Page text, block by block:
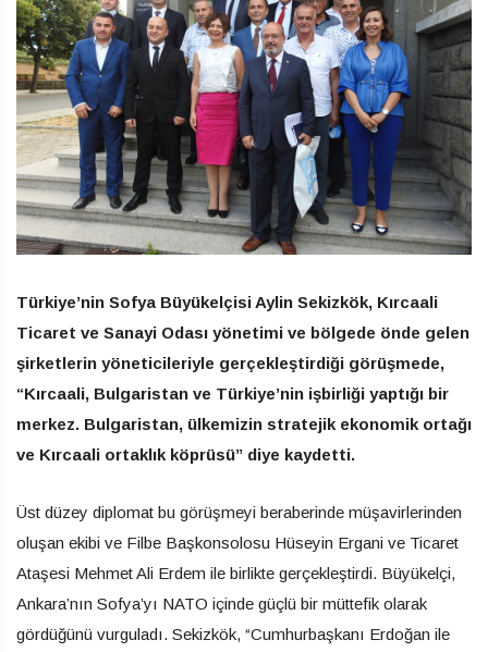
Türkiye’nin Sofya Büyükelçisi Aylin Sekizkök, Kırcaali
Ticaret ve Sanayi Odası yönetimi ve bölgede önde gelen
şirketlerin yöneticileriyle gerçekleştirdiği görüşmede,
“Kırcaali, Bulgaristan ve Türkiye’nin işbirliği yaptığı bir
merkez. Bulgaristan, ülkemizin stratejik ekonomik ortağı
ve Kırcaali ortaklık köprüsü” diye kaydetti.
Üst düzey diplomat bu görüşmeyi beraberinde müşavirlerinden
oluşan ekibi ve Filbe Başkonsolosu Hüseyin Ergani ve Ticaret
Ataşesi Mehmet Ali Erdem ile birlikte gerçekleştirdi. Büyükelçi,
Ankara’nın Sofya’yı NATO içinde güçlü bir müttefik olarak
gördüğünü vurguladı. Sekizkök, “Cumhurbaşkanı Erdoğan ile